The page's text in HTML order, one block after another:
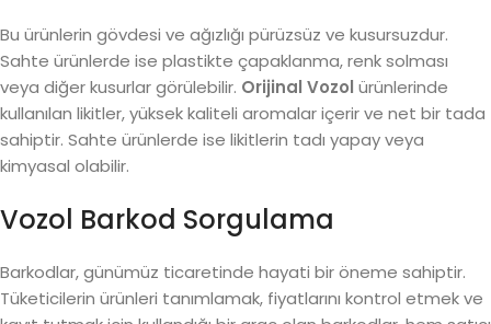
Bu ürünlerin gövdesi ve ağızlığı pürüzsüz ve kusursuzdur.
Sahte ürünlerde ise plastikte çapaklanma, renk solması
veya diğer kusurlar görülebilir. Orijinal Vozol ürünlerinde
kullanılan likitler, yüksek kaliteli aromalar içerir ve net bir tada
sahiptir. Sahte ürünlerde ise likitlerin tadı yapay veya
kimyasal olabilir.
Vozol Barkod Sorgulama
Barkodlar, günümüz ticaretinde hayati bir öneme sahiptir.
Tüketicilerin ürünleri tanımlamak, fiyatlarını kontrol etmek ve